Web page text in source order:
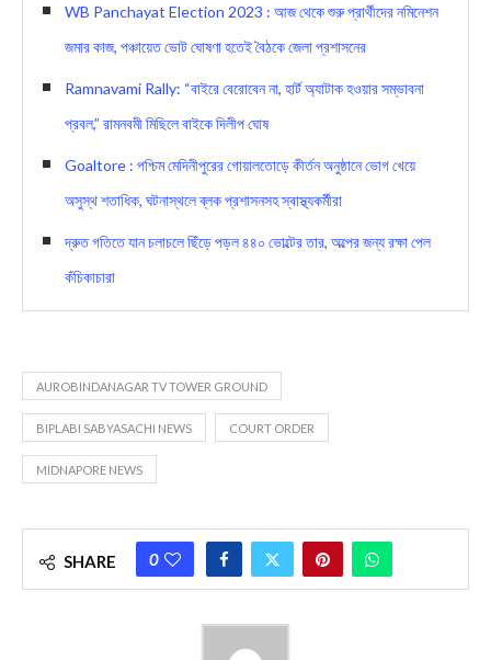
WB Panchayat Election 2023 : আজ থেকে শুরু প্রার্থীদের নমিনেশন
জমার কাজ, পঞ্চায়েত ভোট ঘোষণা হতেই বৈঠকে জেলা প্রশাসনের
Ramnavami Rally: “বাইরে বেরোবেন না, হার্ট অ্যাটাক হওয়ার সম্ভাবনা
প্রবল,” রামনবমী মিছিলে বাইকে দিলীপ ঘোষ
Goaltore : পশ্চিম মেদিনীপুরের গোয়ালতোড়ে কীর্তন অনুষ্ঠানে ভোগ খেয়ে
অসুস্থ শতাধিক, ঘটনাস্থলে ব্লক প্রশাসনসহ স্বাস্থ্যকর্মীরা
দ্রুত গতিতে যান চলাচলে ছিঁড়ে পড়ল ৪৪০ ভোল্টের তার, অল্পের জন্য রক্ষা পেল
কঁচিকাচারা
AUROBINDANAGAR TV TOWER GROUND
BIPLABI SABYASACHI NEWS COURT ORDER
MIDNAPORE NEWS
SHARE 0